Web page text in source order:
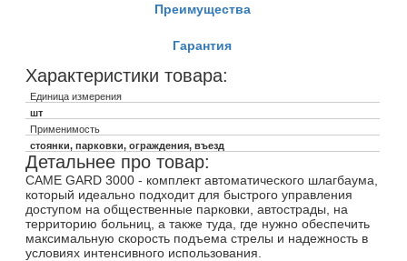
Преимущества
Гарантия
Характеристики товара:
Единица измерения
шт
Применимость
стоянки, парковки, ограждения, въезд
Детальнее про товар:
CAME GARD 3000 - комплект автоматического шлагбаума,
который идеально подходит для быстрого управления
доступом на общественные парковки, автострады, на
территорию больниц, а также туда, где нужно обеспечить
максимальную скорость подъема стрелы и надежность в
условиях интенсивного использования.